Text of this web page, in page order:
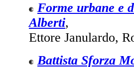
Forme urbane e
Alberti,
Ettore Janulardo,
Battista Sforza